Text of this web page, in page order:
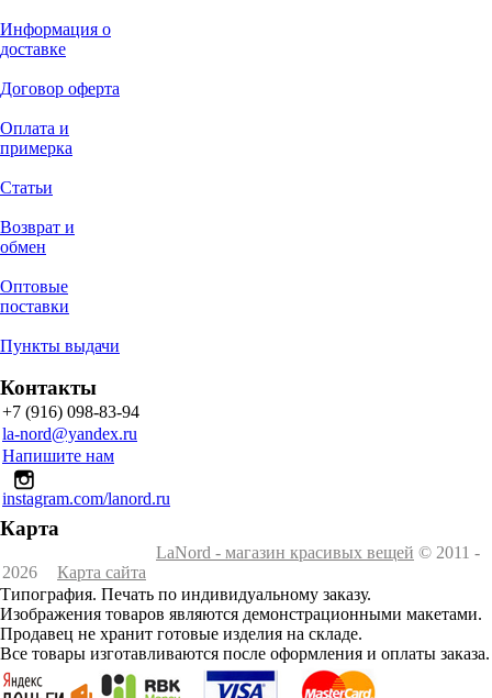
Информация о
доставке
Договор оферта
Оплата и
примерка
Статьи
Возврат и
обмен
Оптовые
поставки
Пункты выдачи
Контакты
+7 (916) 098-83-94
la-nord@yandex.ru
Напишите нам
instagram.com/lanord.ru
Карта
LaNord - магазин красивых вещей © 2011 -
2026
Карта сайта
Типография. Печать по индивидуальному заказу.
Изображения товаров являются демонстрационными макетами.
Продавец не хранит готовые изделия на складе.
Все товары изготавливаются после оформления и оплаты заказа.